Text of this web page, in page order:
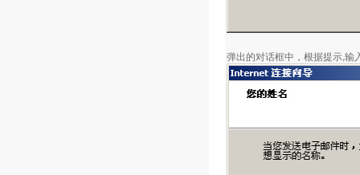
弹出的对话框中，根据提示,输